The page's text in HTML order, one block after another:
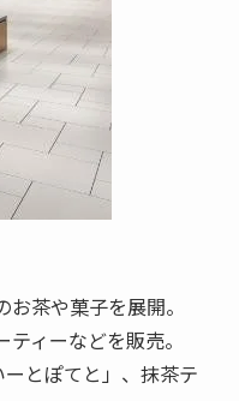
茶や菓子を展開。
ィーなどを販売。
とぽてと」、抹茶テ